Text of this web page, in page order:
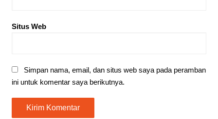
Situs Web
Simpan nama, email, dan situs web saya pada peramban
ini untuk komentar saya berikutnya.